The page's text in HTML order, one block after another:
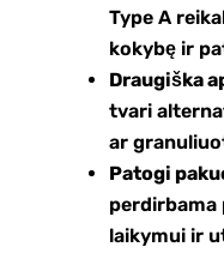
Type A
kokybę ir
Draugiška
tvari
ar
Patogi
perdirbama
laikymui ir